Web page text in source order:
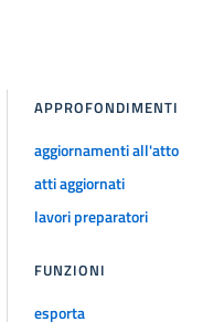
APPROFONDIMENTI
aggiornamenti all'atto
atti aggiornati
lavori preparatori
FUNZIONI
esporta